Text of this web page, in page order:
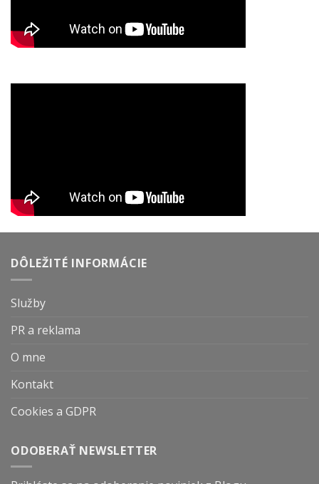
DÔLEŽITÉ INFORMÁCIE
Služby
PR a reklama
O mne
Kontakt
Cookies a GDPR
ODOBERAŤ NEWSLETTER